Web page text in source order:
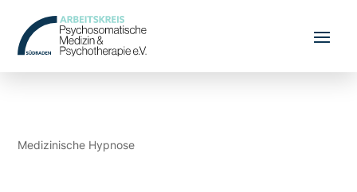
Medizinische Hypnose